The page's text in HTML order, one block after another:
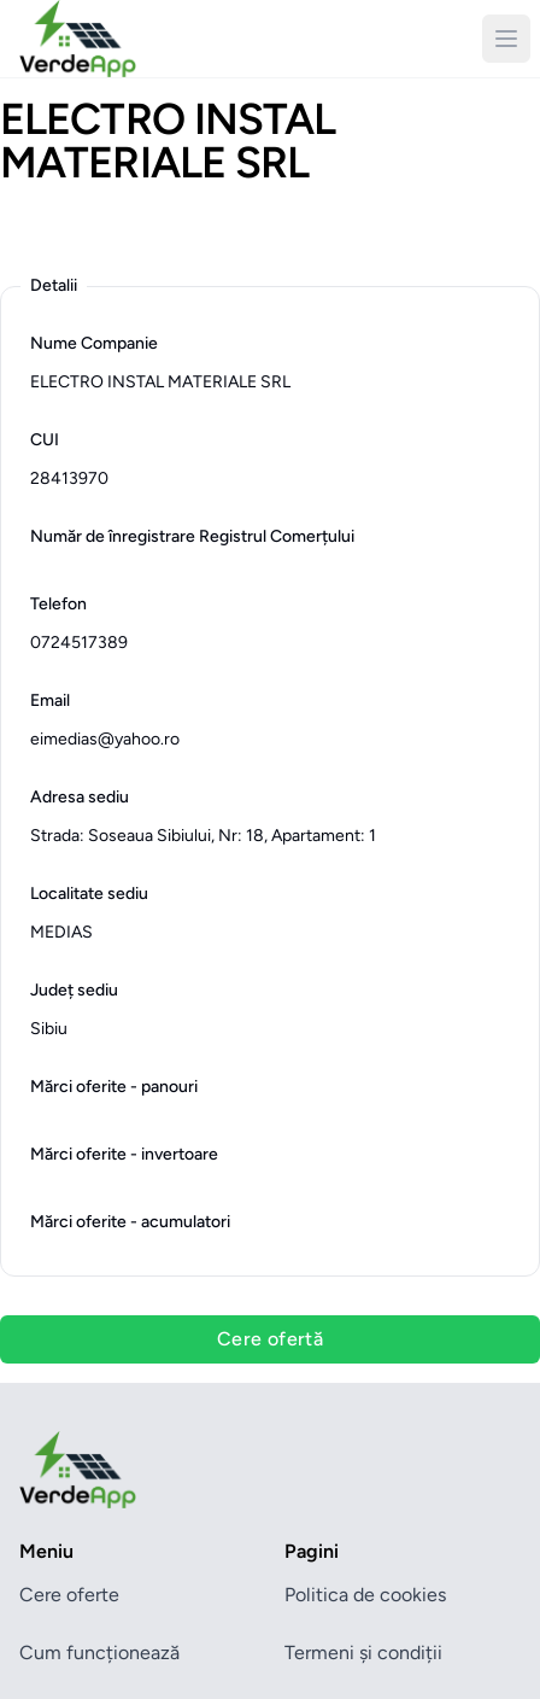
ELECTRO INSTAL
MATERIALE SRL
Detalii
Nume Companie
ELECTRO INSTAL MATERIALE SRL
CUI
28413970
Număr de înregistrare Registrul Comerțului
Telefon
0724517389
Email
eimedias@yahoo.ro
Adresa sediu
Strada: Soseaua Sibiului, Nr: 18, Apartament: 1
Localitate sediu
MEDIAS
Județ sediu
Sibiu
Mărci oferite - panouri
Mărci oferite - invertoare
Mărci oferite - acumulatori
Cere ofertă
Meniu
Cere oferte
Cum funcționează
Pagini
Politica de cookies
Termeni și condiții